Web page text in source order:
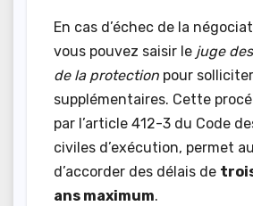
En cas d’échec de la
vous pouvez saisir le juge
de la protection pour
supplémentaires. Cette
par l’article 412-3 du Code
civiles d’exécution, permet
d’accorder des délais de
ans maximum.